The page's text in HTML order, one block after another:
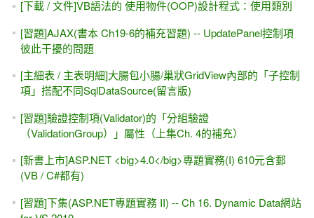
File 與 Log #2----[圖片版]訪客計數器（用.txt檔案來記錄）
[習題]動態新增 DropDownList或 ListBox底下的新項目
Visual Studio是ASP.NET開發的優良工具！
中國內地的書名--[ASP.NET 案例精編]
2011 接下來的出書計畫 (Sorry...不一定能履行喔)
無限下拉的資料呈現 (類似FaceBook，分頁效果) #2 - 圖片版
的首頁
[入門的危機]從 "用功的" ASP.NET初學者談起......